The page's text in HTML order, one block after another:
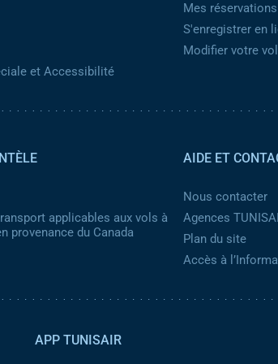
et Accessibilité
Mes réservations
S'enregistrer en
Modifier votre vol
applicables aux vols à
provenance du Canada
AIDE ET
Nous contacter
Agences
Plan du site
Accès à
APP TUNISAIR